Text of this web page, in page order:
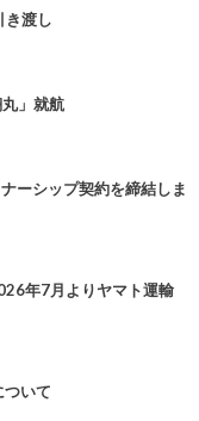
き渡し
」就航
ーシップ契約を締結しま
年7月よりヤマト運輸
ついて